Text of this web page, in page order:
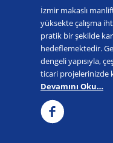
İzmir makaslı
yüksekte çalışma
pratik bir şekilde
hedeflemektedir.
dengeli yapısıyla,
ticari projelerinizde
Devamını Oku…